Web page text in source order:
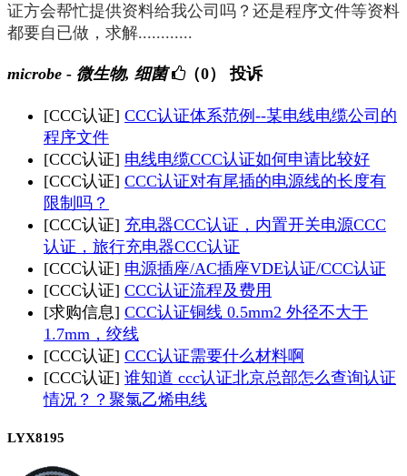
证方会帮忙提供资料给我公司吗？还是程序文件等资料
都要自已做，求解............
microbe - 微生物, 细菌 （0） 投诉
[CCC认证] CCC认证体系范例--某电线电缆公司的
程序文件
[CCC认证] 电线电缆CCC认证如何申请比较好
[CCC认证] CCC认证对有尾插的电源线的长度有
限制吗？
[CCC认证] 充电器CCC认证，内置开关电源CCC
认证，旅行充电器CCC认证
[CCC认证] 电源插座/AC插座VDE认证/CCC认证
[CCC认证] CCC认证流程及费用
[求购信息] CCC认证铜线 0.5mm2 外径不大于
1.7mm，绞线
[CCC认证] CCC认证需要什么材料啊
[CCC认证] 谁知道 ccc认证北京总部怎么查询认证
情况？？聚氯乙烯电线
LYX8195